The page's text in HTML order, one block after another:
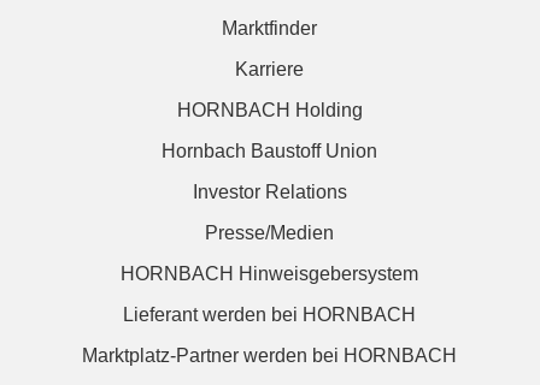
Marktfinder
Karriere
HORNBACH Holding
Hornbach Baustoff Union
Investor Relations
Presse/Medien
HORNBACH Hinweisgebersystem
Lieferant werden bei HORNBACH
Marktplatz-Partner werden bei HORNBACH